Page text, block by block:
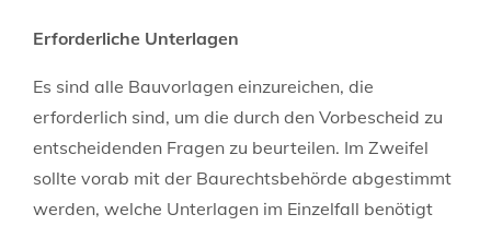
Erforderliche Unterlagen
Es sind alle Bauvorlagen einzureichen, die
erforderlich sind, um die durch den Vorbescheid zu
entscheidenden Fragen zu beurteilen. Im Zweifel
sollte vorab mit der Baurechtsbehörde abgestimmt
werden, welche Unterlagen im Einzelfall benötigt